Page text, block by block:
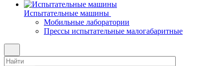
Испытательные машины
Мобильные лаборатории
Прессы испытательные малогабаритные